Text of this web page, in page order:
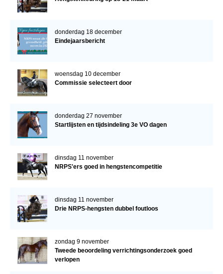
donderdag 18 december
Eindejaarsbericht
woensdag 10 december
Commissie selecteert door
donderdag 27 november
Startlijsten en tijdsindeling 3e VO dagen
dinsdag 11 november
NRPS'ers goed in hengstencompetitie
dinsdag 11 november
Drie NRPS-hengsten dubbel foutloos
zondag 9 november
Tweede beoordeling verrichtingsonderzoek goed
verlopen